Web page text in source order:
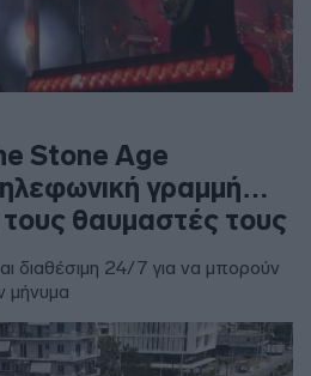
Stone Age
γραμμή…
θαυμαστές τους
διαθέσιμη 24/7 για να μπορούν
μήνυμα